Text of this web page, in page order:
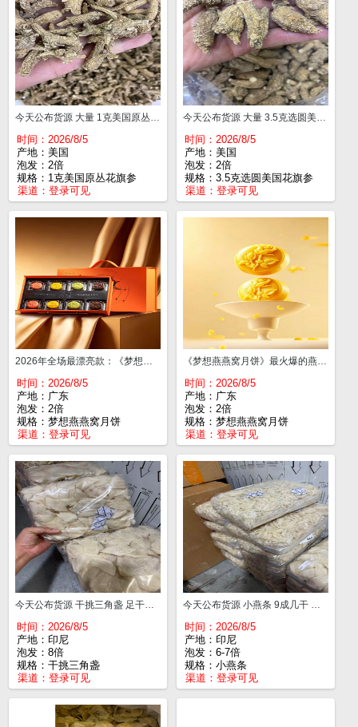
今天公布货源 大量 1克美国原丛花旗参 一斤¥480
时间：2026/8/5
产地：美国
泡发：2倍
规格：1克美国原丛花旗参
渠道： 登录可见
今天公布货源 大量 3.5克选圆美国花旗参 一斤¥675
时间：2026/8/5
产地：美国
泡发：2倍
规格：3.5克选圆美国花旗参
渠道：登录可见
2026年全场最漂亮款：《梦想燕燕窝月饼》最火爆的燕窝月饼来袭，经典再现，现在可以预定👏👏👏 一箱10盒，代理价一盒¥55，散拿一盒¥60
时间：2026/8/5
产地：广东
泡发：2倍
规格：梦想燕燕窝月饼
渠道： 登录可见
《梦想燕燕窝月饼》最火爆的燕窝月饼来袭，经典再现，现在可以预定👏👏👏 一箱10盒，代理价一盒¥55，散拿一盒¥60
时间：2026/8/5
产地：广东
泡发：2倍
规格：梦想燕燕窝月饼
渠道：登录可见
今天公布货源 干挑三角盏 足干价 一斤¥2900
时间：2026/8/5
产地：印尼
泡发：8倍
规格：干挑三角盏
渠道： 登录可见
今天公布货源 小燕条 9成几干 一斤¥1600
时间：2026/8/5
产地：印尼
泡发：6-7倍
规格：小燕条
渠道：登录可见